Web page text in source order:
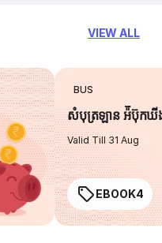
VIEW ALL
BUS
សំបុត្រឡាន អ៉ីប៊ុកឃី
Valid Till 31 Aug
EBOOK4